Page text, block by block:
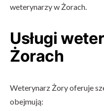
weterynarzy w Żorach.
Usługi
Żorach
Weterynarz Żory oferuje
obejmują: